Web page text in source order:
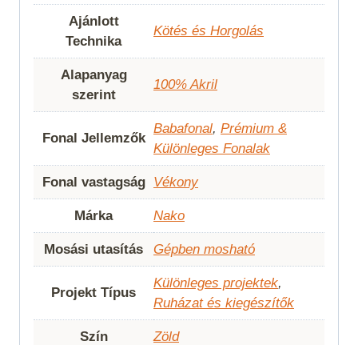
Ajánlott
Technika
Kötés és Horgolás
Alapanyag
szerint
100% Akril
Fonal Jellemzők
Babafonal, Prémium &
Különleges Fonalak
Fonal vastagság Vékony
Márka Nako
Mosási utasítás Gépben mosható
Projekt Típus
Különleges projektek,
Ruházat és kiegészítők
Szín Zöld